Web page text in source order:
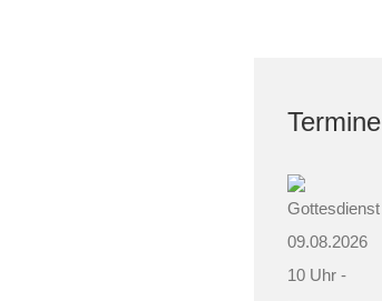
Termine